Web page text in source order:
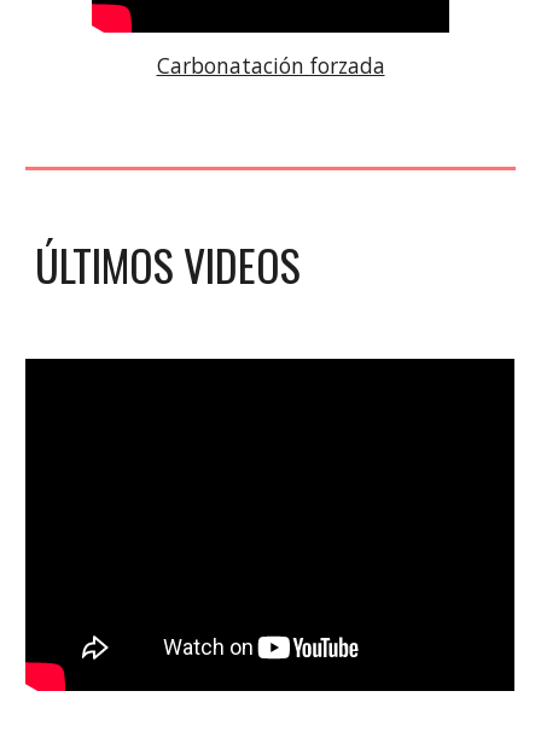
Carbonatación forzada
ÚLTIMOS VIDEOS